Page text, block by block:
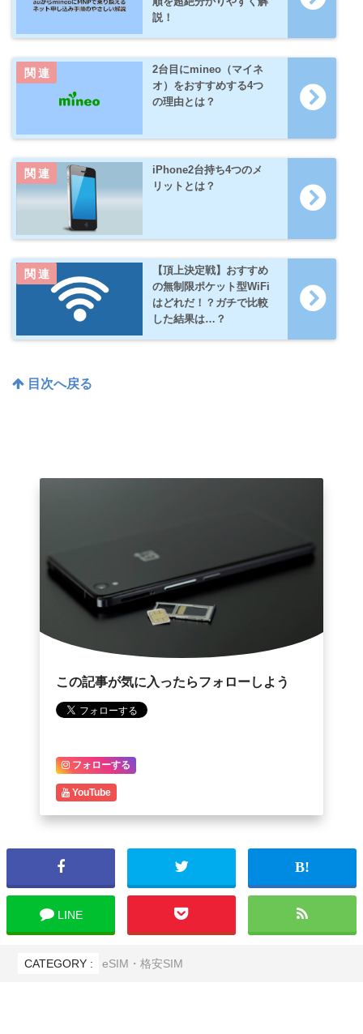
説！
2台目にmineo（マイネ
オ）をおすすめする4つ
の理由とは？
iPhone2台持ち4つのメ
リットとは？
【頂上決定戦】おすすめ
の無制限ポケット型WiFi
はどれだ！？ガチで比較
した結果は…？
目次へ戻る
この記事が気に入ったらフォローしよう
フォローする
YouTube
LINE
CATEGORY : eSIM・格安SIM